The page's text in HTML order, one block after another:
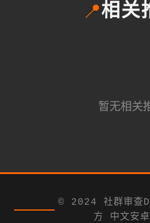
📍相关
暂无相关
© 2024 社群审查
方 中文安